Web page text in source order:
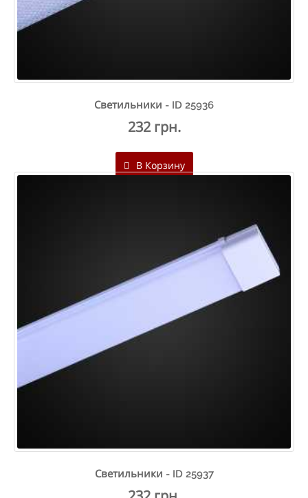
Светильники - ID 25936
232 грн.
В Корзину
Светильники - ID 25937